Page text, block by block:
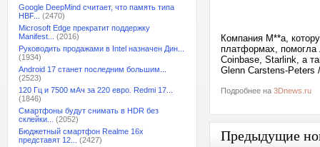
Google DeepMind считает, что память типа
HBF...
(2470)
Microsoft Edge прекратит поддержку
Manifest...
(2016)
Руководить продажами в Intel назначен Дин...
(1934)
Android 17 станет последним большим...
(2523)
120 Гц и 7500 мАч за 220 евро. Redmi 17...
(1846)
Смартфоны будут снимать в HDR без
склейки...
(2052)
Бюджетный смартфон Realme 16x
представят 12...
(2427)
Компания M**a,
платформах, помогла
Coinbase, Starlink, а
Glenn Carstens-Peters
Подробнее на 3Dnews.ru
Предыдущие